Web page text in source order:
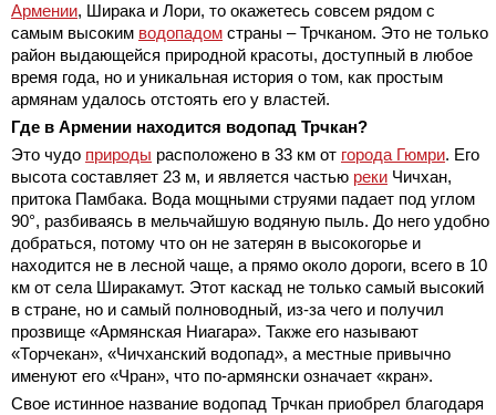
Армении, Ширака и Лори, то окажетесь совсем рядом с
самым высоким водопадом страны – Трчканом. Это не только
район выдающейся природной красоты, доступный в любое
время года, но и уникальная история о том, как простым
армянам удалось отстоять его у властей.
Где в Армении находится водопад Трчкан?
Это чудо природы расположено в 33 км от города Гюмри. Его
высота составляет 23 м, и является частью реки Чичхан,
притока Памбака. Вода мощными струями падает под углом
90°, разбиваясь в мельчайшую водяную пыль. До него удобно
добраться, потому что он не затерян в высокогорье и
находится не в лесной чаще, а прямо около дороги, всего в 10
км от села Ширакамут. Этот каскад не только самый высокий
в стране, но и самый полноводный, из-за чего и получил
прозвище «Армянская Ниагара». Также его называют
«Торчекан», «Чичханский водопад», а местные привычно
именуют его «Чран», что по-армянски означает «кран».
Свое истинное название водопад Трчкан приобрел благодаря